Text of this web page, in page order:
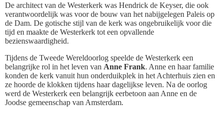
De architect van de Westerkerk was Hendrick de Keyser, die ook
verantwoordelijk was voor de bouw van het nabijgelegen Paleis op
de Dam. De gotische stijl van de kerk was ongebruikelijk voor die
tijd en maakte de Westerkerk tot een opvallende
bezienswaardigheid.
Tijdens de Tweede Wereldoorlog speelde de Westerkerk een
belangrijke rol in het leven van Anne Frank. Anne en haar familie
konden de kerk vanuit hun onderduikplek in het Achterhuis zien en
ze hoorde de klokken tijdens haar dagelijkse leven. Na de oorlog
werd de Westerkerk een belangrijk eerbetoon aan Anne en de
Joodse gemeenschap van Amsterdam.